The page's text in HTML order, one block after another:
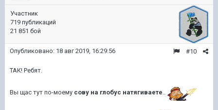
Участник
719 публикаций
21 851 бой
#10
Опубликовано: 18 авг 2019, 16:29:56
ТАК! Ребят.
Вы щас тут по-моему сову на глобус натягиваете..